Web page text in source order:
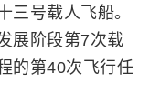
三号载人飞船。
展阶段第7次载
的第40次飞行任